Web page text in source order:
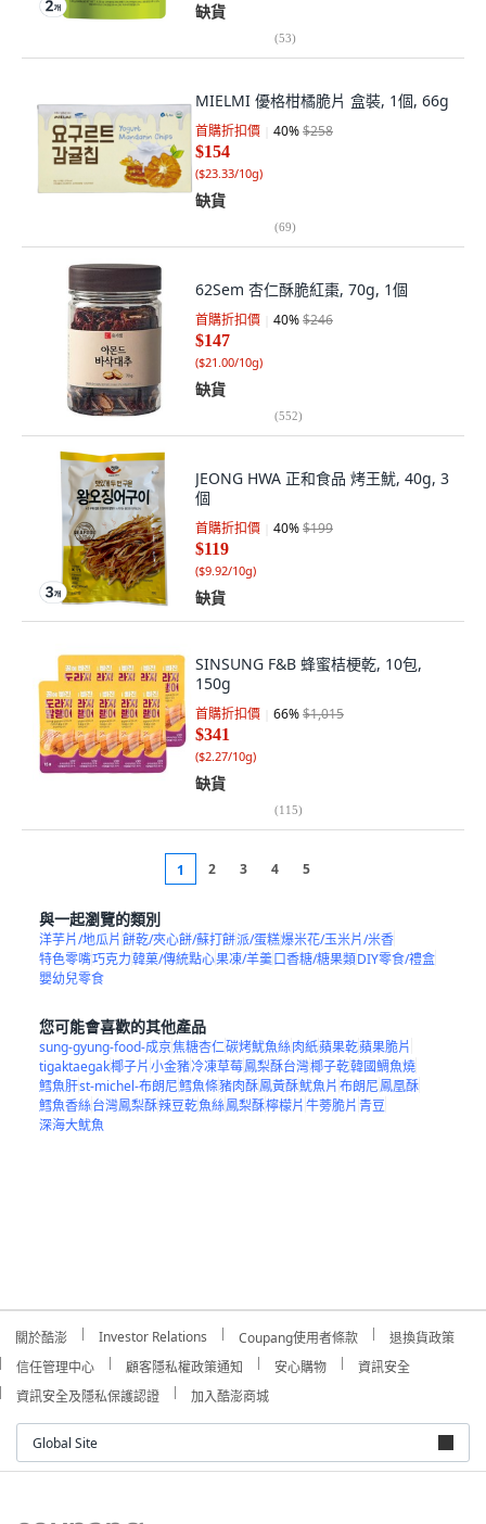
缺貨
(53)
MIELMI 優格柑橘脆片 盒裝, 1個, 66g
首購折扣價 40%$258
$154
($23.33/10g)
缺貨
(69)
62Sem 杏仁酥脆紅棗, 70g, 1個
首購折扣價 40%$246
$147
($21.00/10g)
缺貨
(552)
JEONG HWA 正和食品 烤王魷, 40g, 3
個
首購折扣價 40%$199
$119
($9.92/10g)
缺貨
SINSUNG F&B 蜂蜜桔梗乾, 10包,
150g
首購折扣價 66%$1,015
$341
($2.27/10g)
缺貨
(115)
1 2 3 4 5
與一起瀏覽的類別
洋芋片/地瓜片餅乾/夾心餅/蘇打餅派/蛋糕爆米花/玉米片/米香
特色零嘴巧克力韓菓/傳統點心果凍/羊羹口香糖/糖果類DIY零食/禮盒
嬰幼兒零食
您可能會喜歡的其他產品
sung-gyung-food-成京焦糖杏仁碳烤魷魚絲肉紙蘋果乾蘋果脆片
tigaktaegak椰子片小金豬冷凍草莓鳳梨酥台灣椰子乾韓國鯛魚燒
鱈魚肝st-michel-布朗尼鱈魚條豬肉酥鳳黃酥魷魚片布朗尼鳳凰酥
鱈魚香絲台灣鳳梨酥辣豆乾魚絲鳳梨酥檸檬片牛蒡脆片青豆
深海大魷魚
關於酷澎 Investor Relations Coupang使用者條款
退換貨政策
信任管理中心
顧客隱私權政策通知 安心購物
資訊安全
資訊安全及隱私保護認證
加入酷澎商城
Global Site